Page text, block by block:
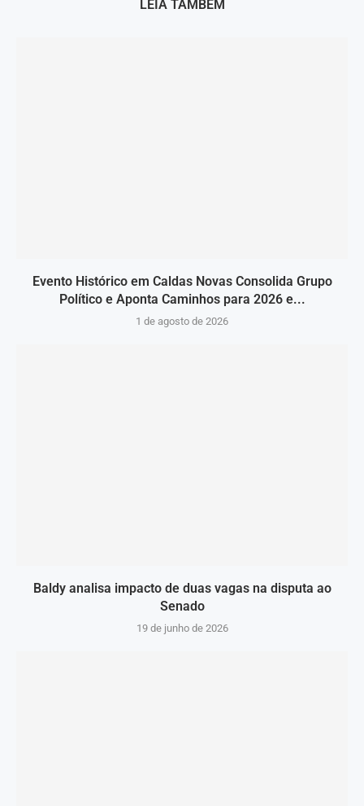
LEIA TAMBÉM
Evento Histórico em Caldas Novas Consolida Grupo
Político e Aponta Caminhos para 2026 e...
1 de agosto de 2026
Baldy analisa impacto de duas vagas na disputa ao
Senado
19 de junho de 2026